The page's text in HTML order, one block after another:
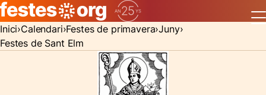
Inici Calendari Festes de primavera Juny
Festes de Sant Elm